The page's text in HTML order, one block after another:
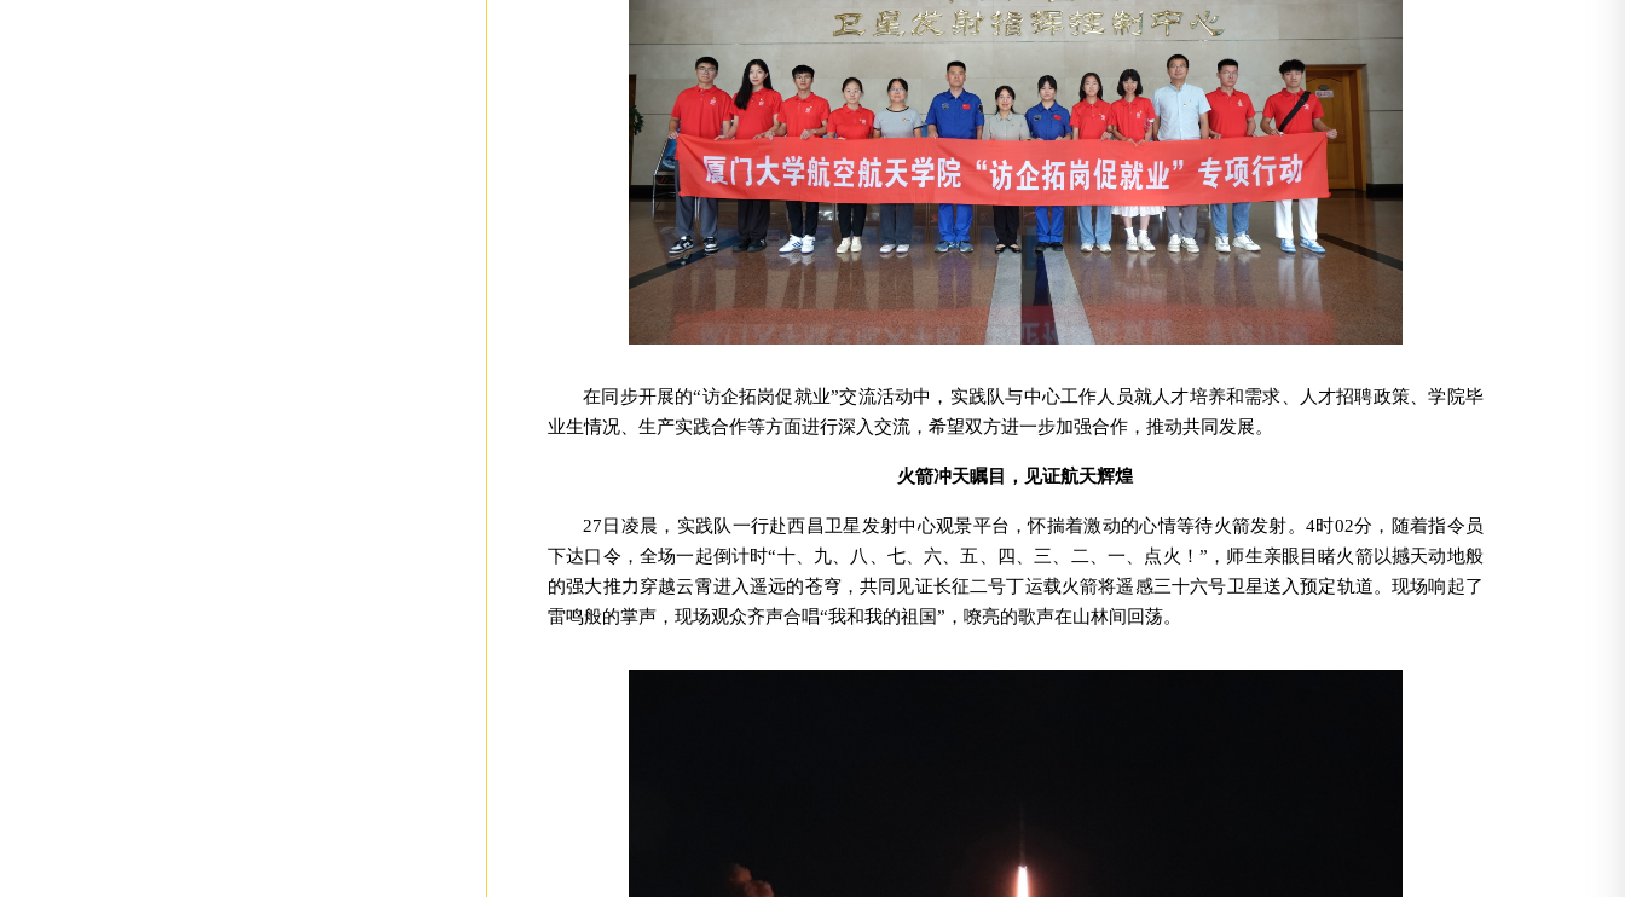
在同步开展的“访企拓岗促就业”交流活动中，实践队与中心工作人员就人才培养和需求、人才招聘政策、学院毕
业生情况、生产实践合作等方面进行深入交流，希望双方进一步加强合作，推动共同发展。
火箭冲天瞩目，见证航天辉煌
27 日凌晨， 实践队一行赴西昌卫星发射中心观景平台，怀揣着激动的心情等待火箭发射。4时02分 ，随着指令员
下达口令，全场一起倒计时“十、九、八、七、六、五、四、三、二、一、点火！”，师生亲眼目睹火箭以撼天动地般
的强大推力穿越云霄进入遥远的苍穹，共同见证长征二号丁运载火箭将遥感三十六号卫星送入预定轨道。现场响起了
雷鸣般的掌声，现场观众齐声合唱“我和我的祖国”，嘹亮的歌声在山林间回荡。